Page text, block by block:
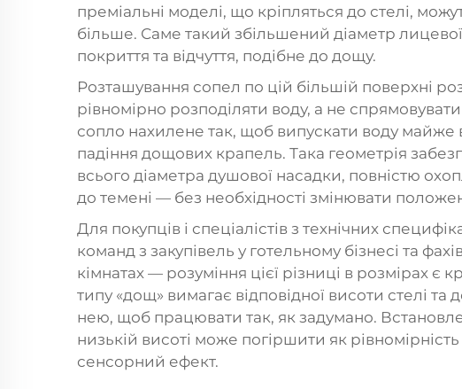
преміальні моделі, що кріпляться до стелі,
більше. Саме такий збільшений діаметр
покриття та відчуття, подібне до дощу.
Розташування сопел по цій більшій поверхні
рівномірно розподіляти воду, а не
сопло нахилене так, щоб випускати воду майже
падіння дощових крапель. Така геометрія
всього діаметра душової насадки, повністю
до темені — без необхідності змінювати
Для покупців і спеціалістів з технічних
команд з закупівель у готельному бізнесі та
кімнатах — розуміння цієї різниці в розмірах
типу «дощ» вимагає відповідної висоти стелі та
нею, щоб працювати так, як задумано.
низькій висоті може погіршити як
сенсорний ефект.